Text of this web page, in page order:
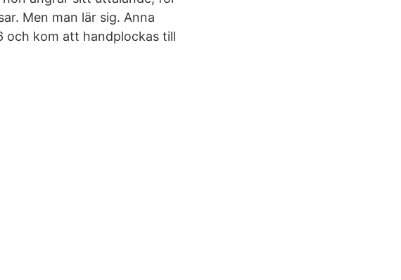
Men man lär sig. Anna
och kom att handplockas till